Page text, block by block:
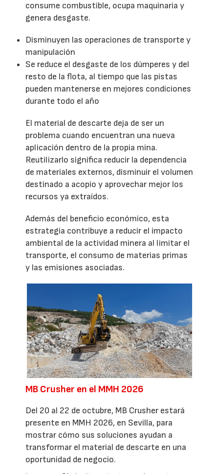
consume combustible, ocupa maquinaria y
genera desgaste.
Disminuyen las operaciones de transporte y
manipulación
Se reduce el desgaste de los dúmperes y del
resto de la flota, al tiempo que las pistas
pueden mantenerse en mejores condiciones
durante todo el año
El material de descarte deja de ser un
problema cuando encuentran una nueva
aplicación dentro de la propia mina.
Reutilizarlo significa reducir la dependencia
de materiales externos, disminuir el volumen
destinado a acopio y aprovechar mejor los
recursos ya extraídos.
Además del beneficio económico, esta
estrategia contribuye a reducir el impacto
ambiental de la actividad minera al limitar el
transporte, el consumo de materias primas
y las emisiones asociadas.
MB Crusher en el MMH 2026
Del 20 al 22 de octubre, MB Crusher estará
presente en MMH 2026, en Sevilla, para
mostrar cómo sus soluciones ayudan a
transformar el material de descarte en una
oportunidad de negocio.